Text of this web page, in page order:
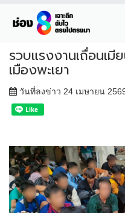
รวบแรงงานเถื่อนเ
เมืองพะเยา
วันที่ลงข่าว 24 เมษายน